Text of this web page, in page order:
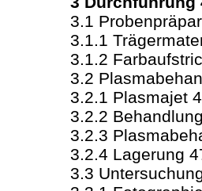
3.1
3.1.1
3.1.2
3.2
3.2.1 Plasmajet
3.2.2
3.2.3
3.2.4 Lagerung
3.3